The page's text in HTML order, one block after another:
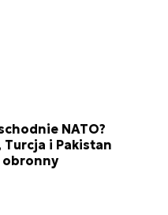
NATO?
Turcja i Pakistan
obronny